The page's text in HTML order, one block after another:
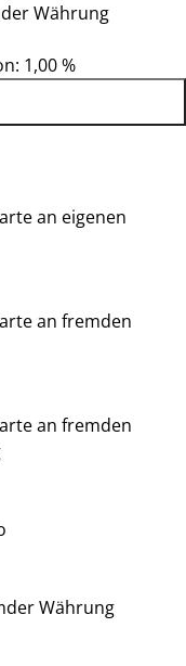
Währung
1,00 %
an eigenen
an fremden
an fremden
Währung